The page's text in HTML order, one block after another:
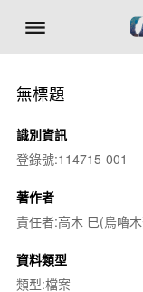
無標題
識別資訊
登錄號:114715-001
著作者
責任者:高木 巳(烏嚕
資料類型
類型:檔案